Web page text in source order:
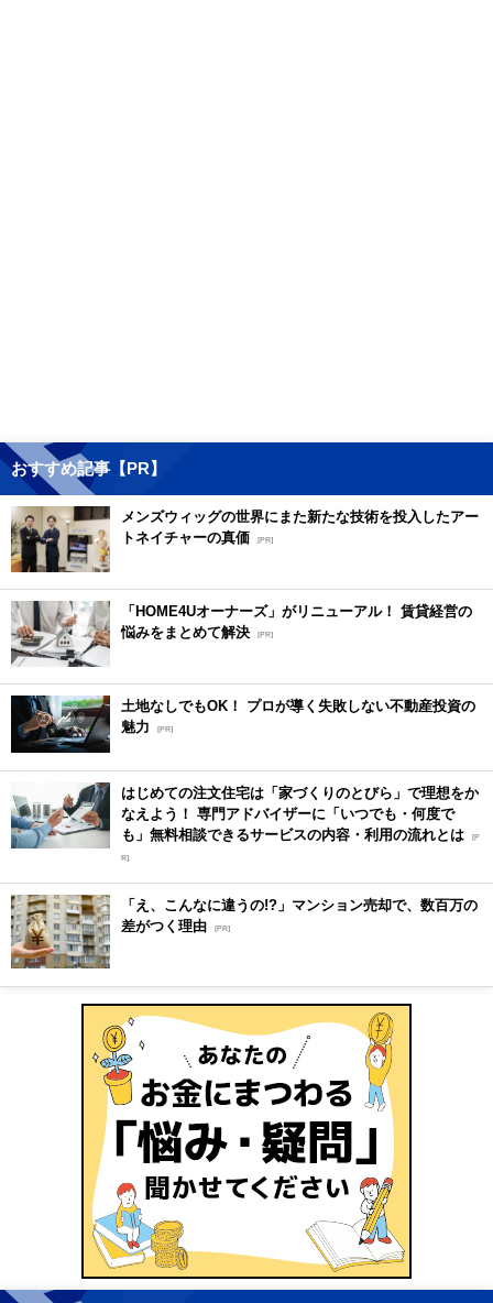
おすすめ記事【PR】
メンズウィッグの世界にまた新たな技術を投入したアー
トネイチャーの真価 [PR]
「HOME4Uオーナーズ」がリニューアル！ 賃貸経営の
悩みをまとめて解決 [PR]
土地なしでもOK！ プロが導く失敗しない不動産投資の
魅力
[PR]
はじめての注文住宅は「家づくりのとびら」で理想をか
なえよう！ 専門アドバイザーに「いつでも・何度で
も」無料相談できるサービスの内容・利用の流れとは [P
R]
「え、こんなに違うの!?」マンション売却で、数百万の
差がつく理由 [PR]